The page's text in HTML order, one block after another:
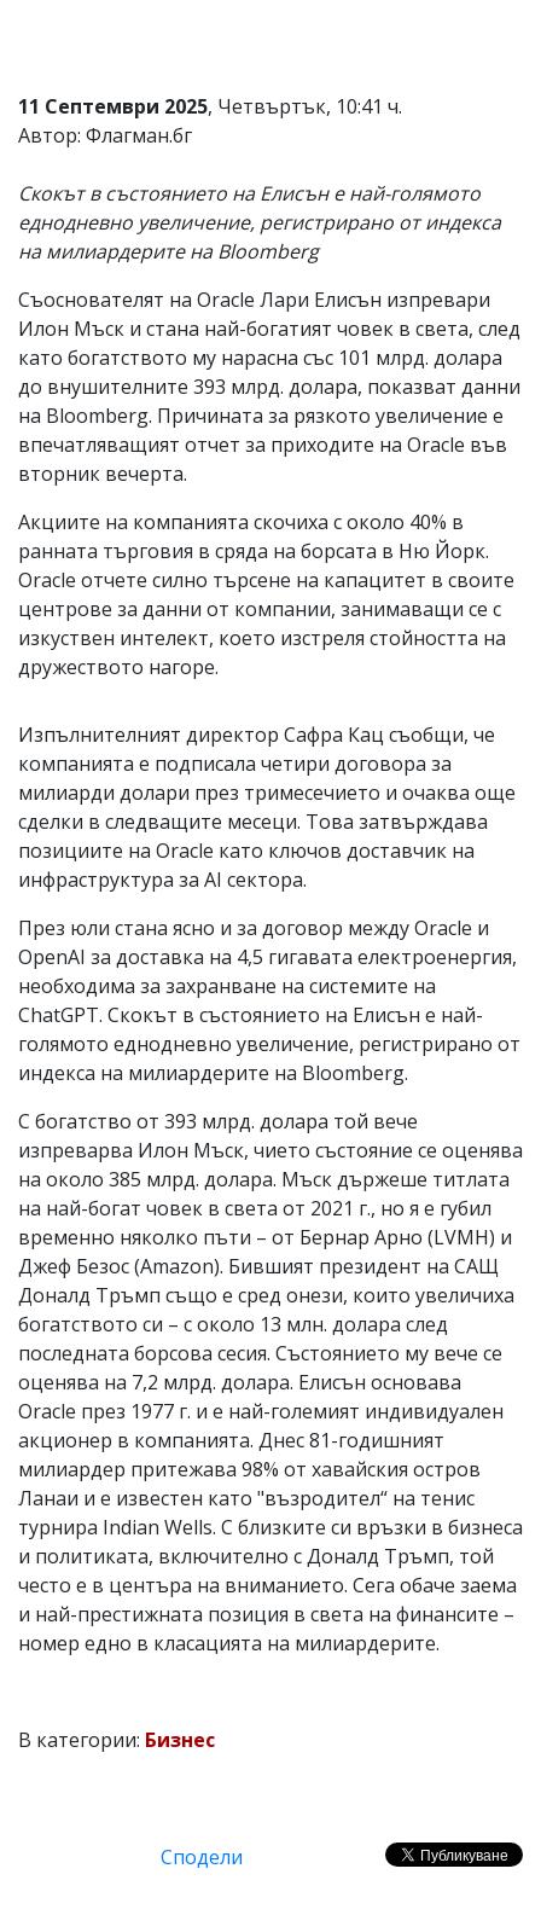
въвеждат
от
редакцията
не
носи
отговорност
тях!
Ако
откриете
за
вас
коментар,
сигнализирайте
11 Септември 2025, Четвъртък, 10:41 ч.
Автор: Флагман.бг
Скокът в състоянието на Елисън е най-голямото
еднодневно увеличение, регистрирано от индекса
на милиардерите на Bloomberg
Съоснователят на Oracle Лари Елисън изпревари
Илон Мъск и стана най-богатият човек в света, след
като богатството му нарасна със 101 млрд. долара
до внушителните 393 млрд. долара, показват данни
на Bloomberg. Причината за рязкото увеличение е
впечатляващият отчет за приходите на Oracle във
вторник вечерта.
Акциите на компанията скочиха с около 40% в
ранната търговия в сряда на борсата в Ню Йорк.
Oracle отчете силно търсене на капацитет в своите
центрове за данни от компании, занимаващи се с
изкуствен интелект, което изстреля стойността на
дружеството нагоре.
Изпълнителният директор Сафра Кац съобщи, че
компанията е подписала четири договора за
милиарди долари през тримесечието и очаква още
сделки в следващите месеци. Това затвърждава
позициите на Oracle като ключов доставчик на
инфраструктура за AI сектора.
През юли стана ясно и за договор между Oracle и
OpenAI за доставка на 4,5 гигавата електроенергия,
необходима за захранване на системите на
ChatGPT. Скокът в състоянието на Елисън е най-
голямото еднодневно увеличение, регистрирано от
индекса на милиардерите на Bloomberg.
С богатство от 393 млрд. долара той вече
изпреварва Илон Мъск, чието състояние се оценява
на около 385 млрд. долара. Мъск държеше титлата
на най-богат човек в света от 2021 г., но я е губил
временно няколко пъти – от Бернар Арно (LVMH) и
Джеф Безос (Amazon). Бившият президент на САЩ
Доналд Тръмп също е сред онези, които увеличиха
богатството си – с около 13 млн. долара след
последната борсова сесия. Състоянието му вече се
оценява на 7,2 млрд. долара. Елисън основава
Oracle през 1977 г. и е най-големият индивидуален
акционер в компанията. Днес 81-годишният
милиардер притежава 98% от хавайския остров
Ланаи и е известен като "възродител“ на тенис
турнира Indian Wells. С близките си връзки в бизнеса
и политиката, включително с Доналд Тръмп, той
често е в центъра на вниманието. Сега обаче заема
и най-престижната позиция в света на финансите –
номер едно в класацията на милиардерите.
В категории: Бизнес
Сподели